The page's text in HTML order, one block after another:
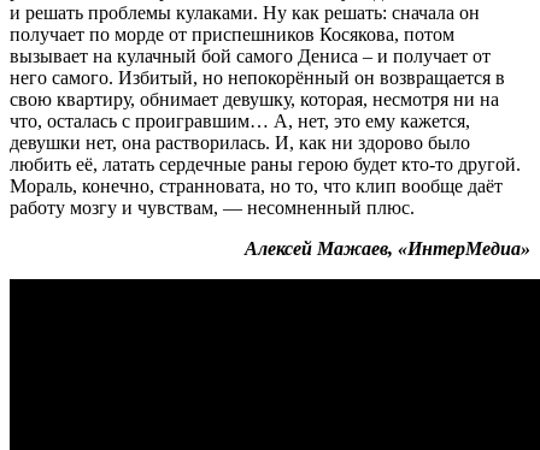
и решать проблемы кулаками. Ну как решать: сначала он
получает по морде от приспешников Косякова, потом
вызывает на кулачный бой самого Дениса – и получает от
него самого. Избитый, но непокорённый он возвращается в
свою квартиру, обнимает девушку, которая, несмотря ни на
что, осталась с проигравшим… А, нет, это ему кажется,
девушки нет, она растворилась. И, как ни здорово было
любить её, латать сердечные раны герою будет кто-то другой.
Мораль, конечно, странновата, но то, что клип вообще даёт
работу мозгу и чувствам, — несомненный плюс.
Алексей Мажаев, «ИнтерМедиа»